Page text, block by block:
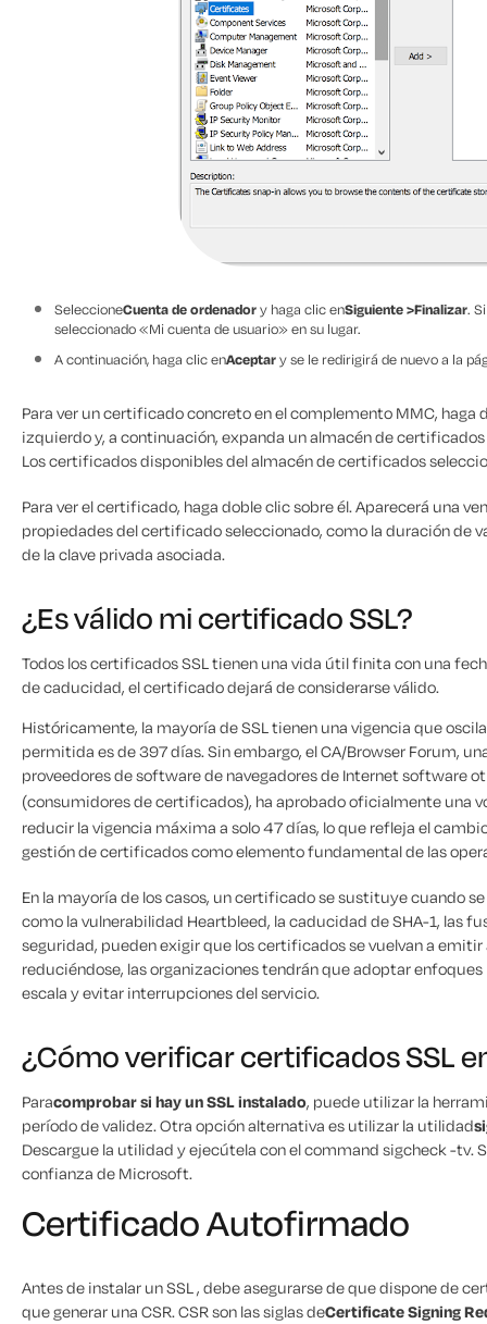
SeleccioneCuenta de ordenadory haga clic enSiguiente >Finalizar.
seleccionado «Mi cuenta de usuario» en su lugar.
A continuación, haga clic enAceptary se le redirigirá de nuevo a la
Para ver un certificado concreto en el complemento MMC, haga
izquierdo y, a continuación, expanda un almacén de
Los certificados disponibles del almacén de certificados
Para ver el certificado, haga doble clic sobre él. Aparecerá una
propiedades del certificado seleccionado, como la duración de
de la clave privada asociada.
¿Es válido mi certificado SSL?
Todos los certificados SSL tienen una vida útil finita con una
de caducidad, el certificado dejará de considerarse válido.
Históricamente, la mayoría de SSL tienen una vigencia que
permitida es de 397 días. Sin embargo, el CA/Browser Forum,
proveedores de software de navegadores de Internet software
(consumidores de certificados), ha aprobado oficialmente una
reducir la vigencia máxima a solo 47 días, lo que refleja el
gestión de certificados como elemento fundamental de las
En la mayoría de los casos, un certificado se sustituye cuando
como la vulnerabilidad Heartbleed, la caducidad de SHA-1, las
seguridad, pueden exigir que los certificados se vuelvan a
reduciéndose, las organizaciones tendrán que adoptar
escala y evitar interrupciones del servicio.
¿Cómo verificar certificados SSL
Paracomprobar si hay un SSL instalado, puede utilizar la
período de validez. Otra opción alternativa es utilizar la utilidad
Descargue la utilidad y ejecútela con el command sigcheck -tv.
confianza de Microsoft.
Certificado Autofirmado
Antes de instalar un SSL , debe asegurarse de que dispone de
que generar una CSR. CSR son las siglas deCertificate Signing